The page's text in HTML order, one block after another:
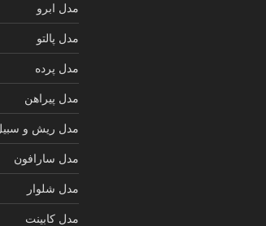
مدل ابرو
مدل پالتو
مدل پرده
مدل پیراهن
مدل ریش و
مدل سارافون
مدل شلوار
مدل کابینت